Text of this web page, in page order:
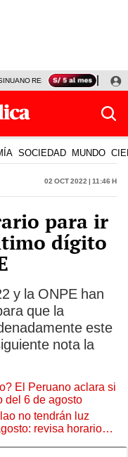
RESULTADOS HOY
SOCIEDAD MUNDO
02 Oct 2022 | 11:46 h
para ir
dígito
y la ONPE han
que la
este
nota la
El Peruano aclara si
del 6 de agosto
no tendrán luz
revisa horarios y